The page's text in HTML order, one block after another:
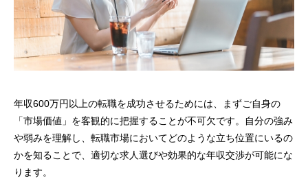
年収600万円以上の転職を成功させるためには、まずご自身の
「市場価値」を客観的に把握することが不可欠です。自分の強み
や弱みを理解し、転職市場においてどのような立ち位置にいるの
かを知ることで、適切な求人選びや効果的な年収交渉が可能にな
ります。